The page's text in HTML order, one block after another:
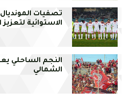
تصفيات
الاستوائية لتعزيز
النجم الساحلي
الشمالي